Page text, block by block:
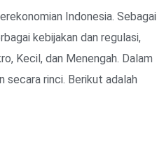
Indonesia. Sebagai
kebijakan dan regulasi,
Kecil, dan Menengah. Dalam
secara rinci. Berikut adalah